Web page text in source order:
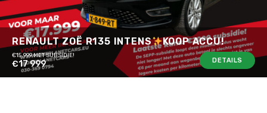
RENAULT ZOË R135 INTENS KOOP ACCU!
€15.999 MET SUBSIDIE!
€17 999 DETAILS